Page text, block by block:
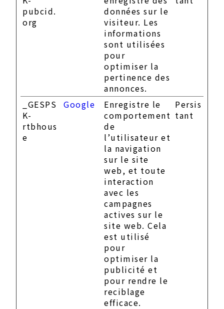
pubcid.
org
données sur le
visiteur. Les
informations
sont utilisées
pour
optimiser la
pertinence des
annonces.
_GESPS
K-
rtbhous
e
Google
Enregistre le
comportement
de
l’utilisateur et
la navigation
sur le site
web, et toute
interaction
avec les
campagnes
actives sur le
site web. Cela
est utilisé
pour
optimiser la
publicité et
pour rendre le
reciblage
efficace.
Persis
tant